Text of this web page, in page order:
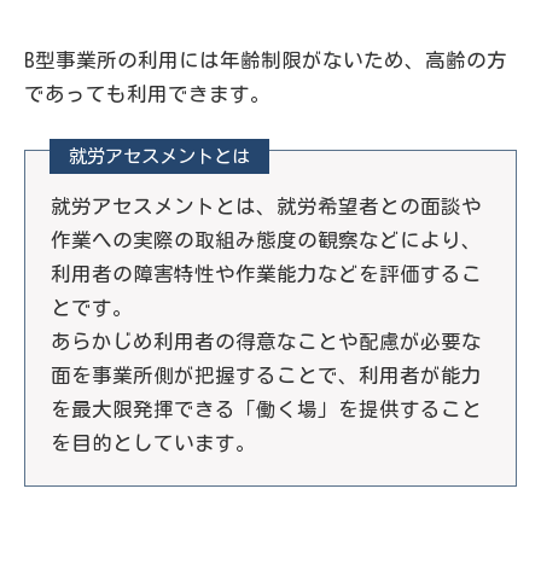
B型事業所の利用には年齢制限がないため、高齢の方
であっても利用できます。
就労アセスメントとは
就労アセスメントとは、就労希望者との面談や
作業への実際の取組み態度の観察などにより、
利用者の障害特性や作業能力などを評価するこ
とです。
あらかじめ利用者の得意なことや配慮が必要な
面を事業所側が把握することで、利用者が能力
を最大限発揮できる「働く場」を提供すること
を目的としています。